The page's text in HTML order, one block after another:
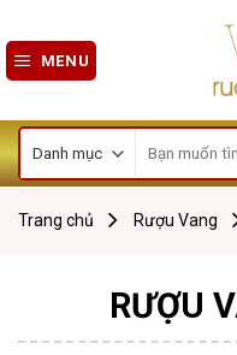
to
content
MENU
kiếm:
Trang chủ Rượu Vang
RƯỢU